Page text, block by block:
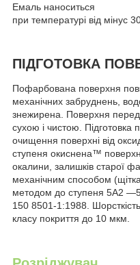
Емаль наноситься
при температурі від мінус
ПІДГОТОВКА
Пофарбована поверхня
механічних забруднень,
знежирена. Поверхня
сухою і чистою.
очищення поверхні від
ступеня окиснена™
окалини, залишків старої
механічним способом
методом до ступеня 5А2
150 8501-1:1988.
класу покриття до 10 мкм.